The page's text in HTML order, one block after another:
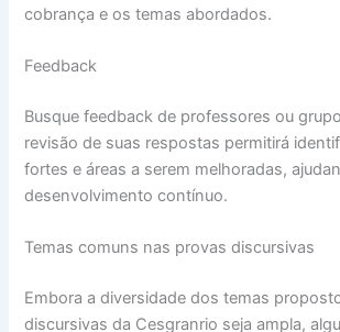
cobrança e os temas abordados.
Feedback
Busque feedback de professores ou
revisão de suas respostas permitirá
fortes e áreas a serem melhoradas,
desenvolvimento contínuo.
Temas comuns nas provas discursivas
Embora a diversidade dos temas
discursivas da Cesgranrio seja ampla,